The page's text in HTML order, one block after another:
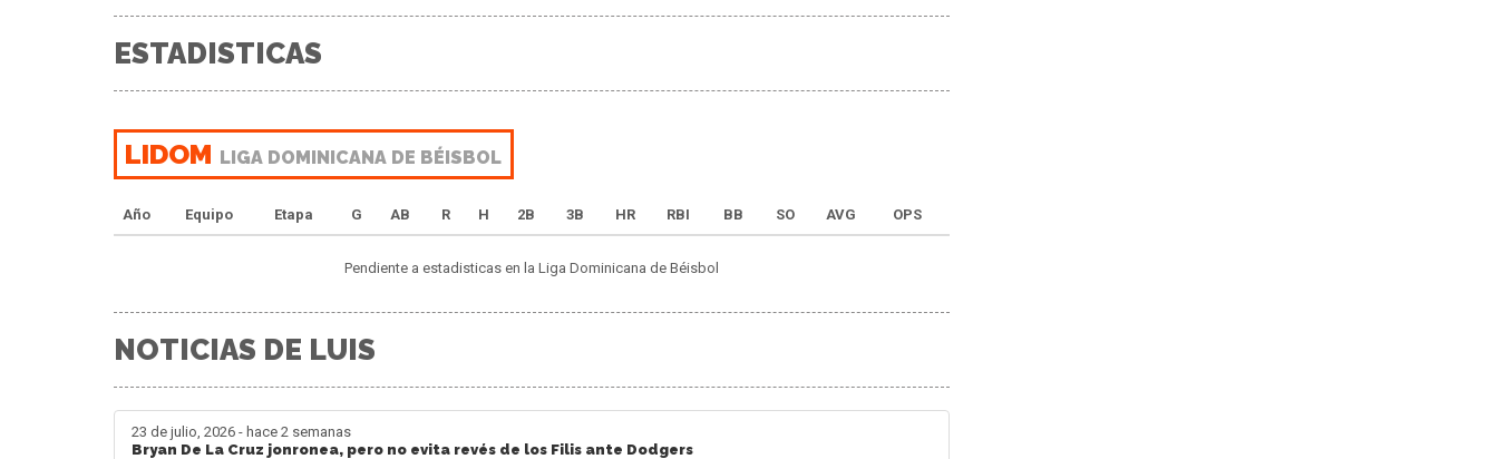
ESTADISTICAS
LIDOM LIGA DOMINICANA DE BÉISBOL
Año Equipo Etapa G AB R H 2B 3B HR RBI BB SO AVG OPS
Pendiente a estadisticas en la Liga Dominicana de Béisbol
NOTICIAS DE LUIS
23 de julio, 2026 - hace 2 semanas
Bryan De La Cruz jonronea, pero no evita revés de los Filis ante Dodgers